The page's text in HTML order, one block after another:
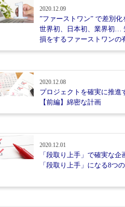
2020.12.09
”ファーストワン” で差別
世界初、日本初、業界初…
損をするファーストワンの
2020.12.08
プロジェクトを確実に推進
【前編】綿密な計画
2020.12.01
「段取り上手」で確実な企
「段取り上手」になる8つ